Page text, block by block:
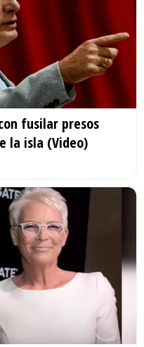
fusilar presos
la isla (Video)